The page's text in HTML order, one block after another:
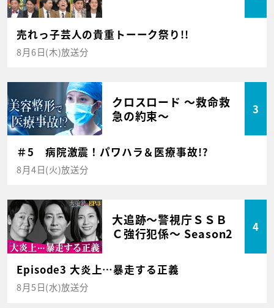
売れっ子芸人の貴重トーーク祭り!!
8月6日(木)放送分
クロスロード ～救命救
急の約束～
3
＃5 病院激震！パワハラ＆医療事故!?
8月4日(火)放送分
大追跡～警視庁ＳＳＢ
Ｃ強行犯係～ Season2
4
Episode3 大炎上…暴走する正義
8月5日(水)放送分